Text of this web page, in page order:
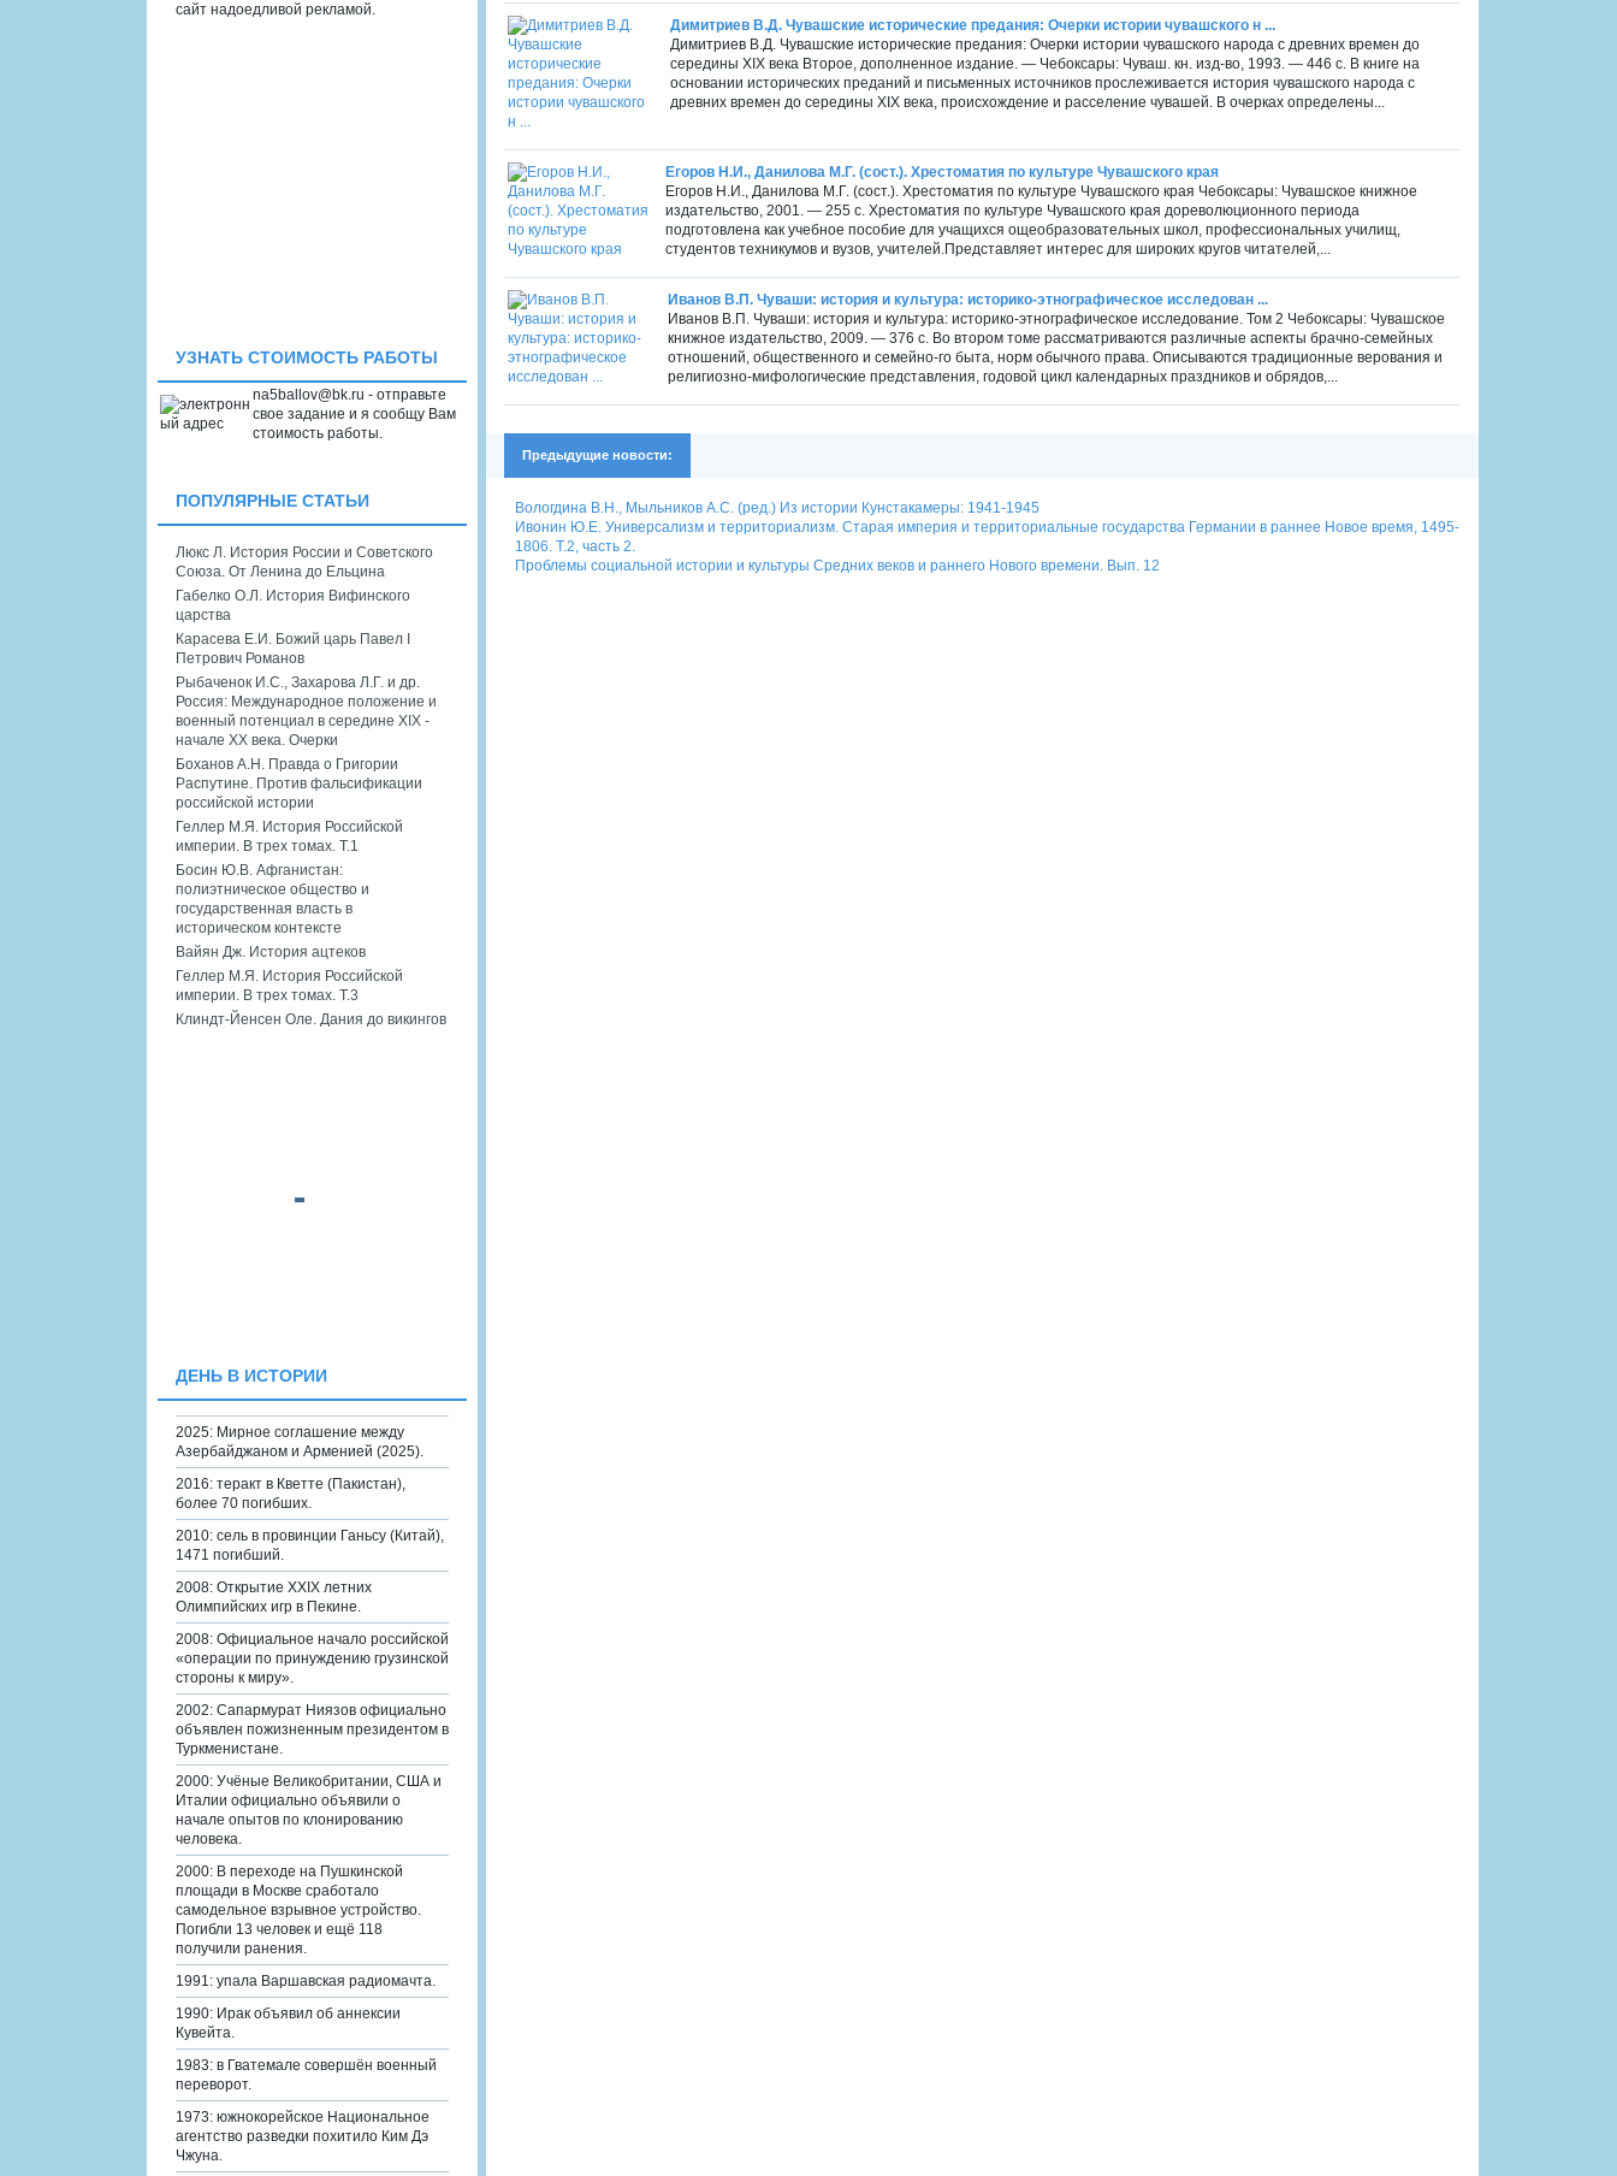
Димитриев В.Д. Чувашские исторические предания: Очерки истории чувашского н ...
Димитриев В.Д. Чувашские исторические предания: Очерки истории чувашского народа с древних времен до
середины XIX века Второе, дополненное издание. — Чебоксары: Чуваш. кн. изд-во, 1993. — 446 с. В книге на
основании исторических преданий и письменных источников прослеживается история чувашского народа с
древних времен до середины XIX века, происхождение и расселение чувашей. В очерках определены...
Егоров Н.И., Данилова М.Г. (сост.). Хрестоматия по культуре Чувашского края
Егоров Н.И., Данилова М.Г. (сост.). Хрестоматия по культуре Чувашского края Чебоксары: Чувашское книжное
издательство, 2001. — 255 с. Хрестоматия по культуре Чувашского края дореволюционного периода
подготовлена как учебное пособие для учащихся ощеобразовательных школ, профессиональных училищ,
студентов техникумов и вузов, учителей.Представляет интерес для широких кругов читателей,...
Иванов В.П. Чуваши: история и культура: историко-этнографическое исследован ...
Иванов В.П. Чуваши: история и культура: историко-этнографическое исследование. Том 2 Чебоксары: Чувашское
книжное издательство, 2009. — 376 с. Во втором томе рассматриваются различные аспекты брачно-семейных
отношений, общественного и семейно-го быта, норм обычного права. Описываются традиционные верования и
религиозно-мифологические представления, годовой цикл календарных праздников и обрядов,...
Предыдущие новости:
Вологдина В.Н., Мыльников А.С. (ред.) Из истории Кунстакамеры: 1941-1945
Ивонин Ю.Е. Универсализм и территориализм. Старая империя и территориальные государства Германии в раннее Новое время, 1495-
1806. Т.2, часть 2.
Проблемы социальной истории и культуры Средних веков и раннего Нового времени. Вып. 12
сайт надоедливой рекламой.
УЗНАТЬ СТОИМОСТЬ РАБОТЫ
na5ballov@bk.ru - отправьте
свое задание и я сообщу Вам
стоимость работы.
ПОПУЛЯРНЫЕ СТАТЬИ
Люкс Л. История России и Советского
Союза. От Ленина до Ельцина
Габелко О.Л. История Вифинского
царства
Карасева Е.И. Божий царь Павел I
Петрович Романов
Рыбаченок И.С., Захарова Л.Г. и др.
Россия: Международное положение и
военный потенциал в середине XIX -
начале XX века. Очерки
Боханов А.Н. Правда о Григории
Распутине. Против фальсификации
российской истории
Геллер М.Я. История Российской
империи. В трех томах. Т.1
Босин Ю.В. Афганистан:
полиэтническое общество и
государственная власть в
историческом контексте
Вайян Дж. История ацтеков
Геллер М.Я. История Российской
империи. В трех томах. Т.3
Клиндт-Йенсен Оле. Дания до викингов
ДЕНЬ В ИСТОРИИ
2025: Мирное соглашение между
Азербайджаном и Арменией (2025).
2016: теракт в Кветте (Пакистан),
более 70 погибших.
2010: сель в провинции Ганьсу (Китай),
1471 погибший.
2008: Открытие XXIX летних
Олимпийских игр в Пекине.
2008: Официальное начало российской
«операции по принуждению грузинской
стороны к миру».
2002: Сапармурат Ниязов официально
объявлен пожизненным президентом в
Туркменистане.
2000: Учёные Великобритании, США и
Италии официально объявили о
начале опытов по клонированию
человека.
2000: В переходе на Пушкинской
площади в Москве сработало
самодельное взрывное устройство.
Погибли 13 человек и ещё 118
получили ранения.
1991: упала Варшавская радиомачта.
1990: Ирак объявил об аннексии
Кувейта.
1983: в Гватемале совершён военный
переворот.
1973: южнокорейское Национальное
агентство разведки похитило Ким Дэ
Чжуна.